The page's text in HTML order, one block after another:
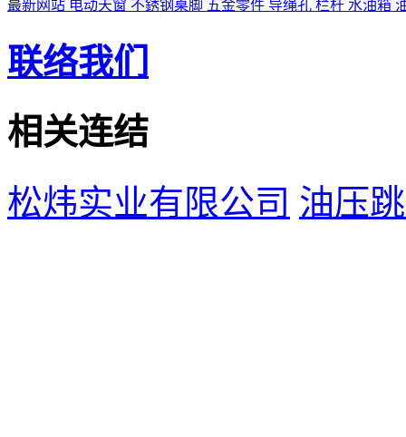
最新网站 电动天窗 不銹钢桌脚 五金零件 导绳孔 栏杆 水油箱
联络我们
相关连结
松炜实业有限公司 油压